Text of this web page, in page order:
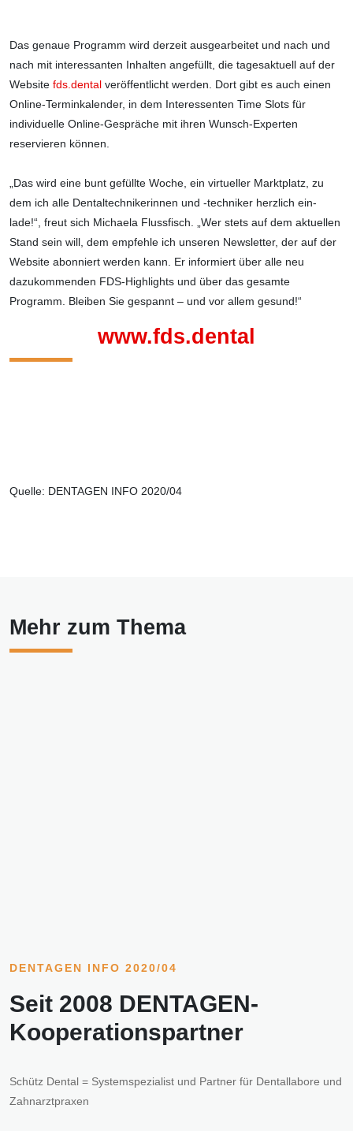
Das genaue Programm wird derzeit ausgearbeitet und nach und
nach mit interessanten Inhalten angefüllt, die tagesaktuell auf der
Website fds.dental veröffentlicht werden. Dort gibt es auch einen
Online-Termin­ka­lender, in dem Interessenten Time Slots für
individuelle Online-Gespräche mit ihren Wunsch-Experten
reservieren können.
„Das wird eine bunt gefüllte Woche, ein virtueller Marktplatz, zu
dem ich alle Dental­technikerinnen und -techniker herzlich ein­
lade!“, freut sich Michaela Flussfisch. „Wer stets auf dem aktuellen
Stand sein will, dem empfehle ich unseren Newsletter, der auf der
Website abonniert werden kann. Er informiert über alle neu
dazukommenden FDS-Highlights und über das gesamte
Programm. Bleiben Sie gespannt – und vor allem gesund!“
www.fds.dental
Quelle: DENTAGEN INFO 2020/04
Mehr zum Thema
DENTAGEN INFO 2020/04
Seit 2008 DENTAGEN-
Kooperationspartner
Schütz Dental = Systemspezialist und Partner für Dentallabore und
Zahnarztpraxen